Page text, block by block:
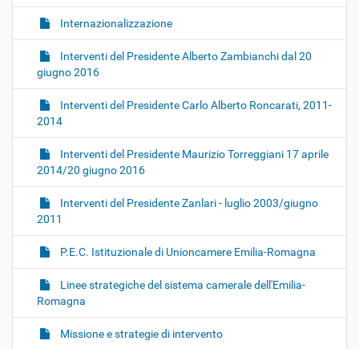
Internazionalizzazione
Interventi del Presidente Alberto Zambianchi dal 20
giugno 2016
Interventi del Presidente Carlo Alberto Roncarati, 2011-
2014
Interventi del Presidente Maurizio Torreggiani 17 aprile
2014/20 giugno 2016
Interventi del Presidente Zanlari - luglio 2003/giugno
2011
P.E.C. Istituzionale di Unioncamere Emilia-Romagna
Linee strategiche del sistema camerale dell'Emilia-
Romagna
Missione e strategie di intervento